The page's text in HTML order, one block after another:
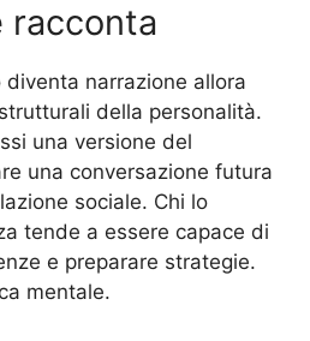
racconta
narrazione allora
della personalità.
una versione del
una conversazione futura
sociale. Chi lo
tende a essere capace di
e preparare strategie.
mentale.